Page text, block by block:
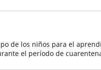
de los niños para el
el período de